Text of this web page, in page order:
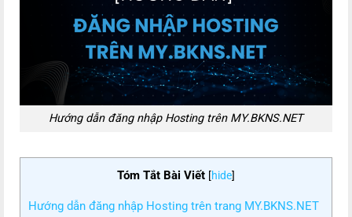
Hướng dẫn đăng nhập Hosting trên MY.BKNS.NET
Tóm Tắt Bài Viết [hide]
Hướng dẫn đăng nhập Hosting trên trang MY.BKNS.NET